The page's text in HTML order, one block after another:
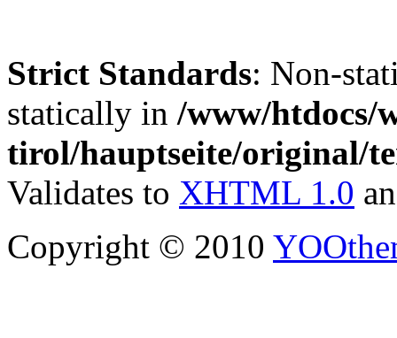
Strict Standards: Non-
statically in /www/htdocs/
tirol/hauptseite/original/
Validates to XHTML 1.0
Copyright © 2010